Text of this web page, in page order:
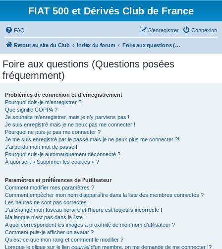
FIAT 500 et Dérivés Club de France
FAQ Connexion
S’enregistrer
Retour au site du Club Index du forum Foire aux questions (Questions posées fréquemment)
Foire aux questions (Questions posées
fréquemment)
Problèmes de connexion et d’enregistrement
Pourquoi dois-je m’enregistrer ?
Que signifie COPPA ?
Je souhaite m’enregistrer, mais je n’y parviens pas !
Je suis enregistré mais je ne peux pas me connecter !
Pourquoi ne puis-je pas me connecter ?
Je me suis enregistré par le passé mais je ne peux plus me connecter ?!
J’ai perdu mon mot de passe !
Pourquoi suis-je automatiquement déconnecté ?
À quoi sert « Supprimer les cookies » ?
Paramètres et préférences de l’utilisateur
Comment modifier mes paramètres ?
Comment empêcher mon nom d’apparaître dans la liste des membres connectés ?
Les heures ne sont pas correctes !
J’ai changé mon fuseau horaire et l’heure est toujours incorrecte !
Ma langue n’est pas dans la liste !
A quoi correspondent les images à proximité de mon nom d’utilisateur ?
Comment puis-je afficher un avatar ?
Qu’est-ce que mon rang et comment le modifier ?
Lorsque je clique sur le lien courrield’un membre, on me demande de me connecter !?